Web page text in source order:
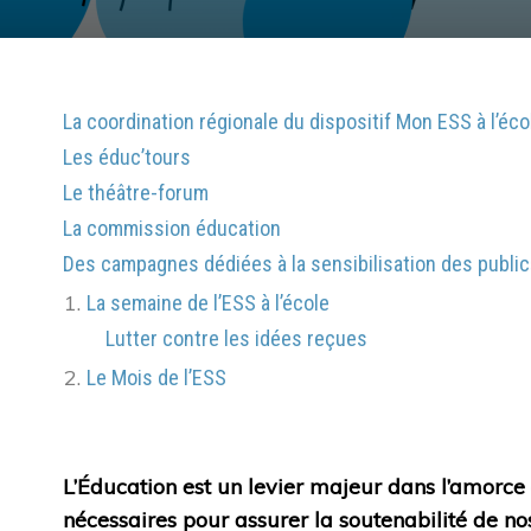
La coordination régionale du dispositif Mon ESS à
Les éduc’tours
Le théâtre-forum
La commission éducation
Des campagnes dédiées à la sensibilisation des
La semaine de l’ESS à l’école
Lutter contre les idées reçues
Le Mois de l’ESS
L’Éducation est un levier majeur dans
nécessaires pour assurer la soutenabilité de
J’adapte mes activités
Les financements à disposition
Les Accompagnements à disposition
Divers
Actualités
Agenda
Politique de confidentialité